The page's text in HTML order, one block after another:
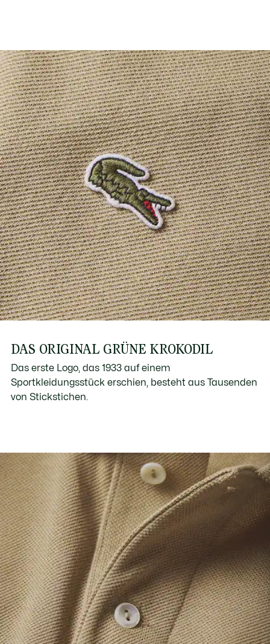
DAS ORIGINAL GRÜNE KROKODIL
Das erste Logo, das 1933 auf einem
Sportkleidungsstück erschien, besteht aus Tausenden
von Stickstichen.